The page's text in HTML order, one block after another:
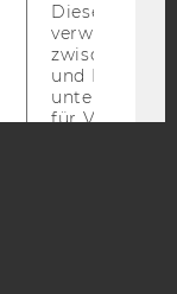
Dieses
verwendet,
zwischen
und Bots zu
für Vimeo